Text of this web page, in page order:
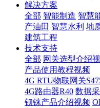
解决方案
全部 智能制造 智慧
产油田 智慧水利 地
建筑工程
技术支持
全部 网关选型介绍
产品使用教程视频
4G RTU物联网关
4G路由器R40 数据
钡铼产品介绍视频